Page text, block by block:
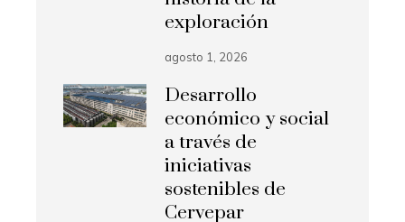
exploración
agosto 1, 2026
Desarrollo
económico y social
a través de
iniciativas
sostenibles de
Cervepar